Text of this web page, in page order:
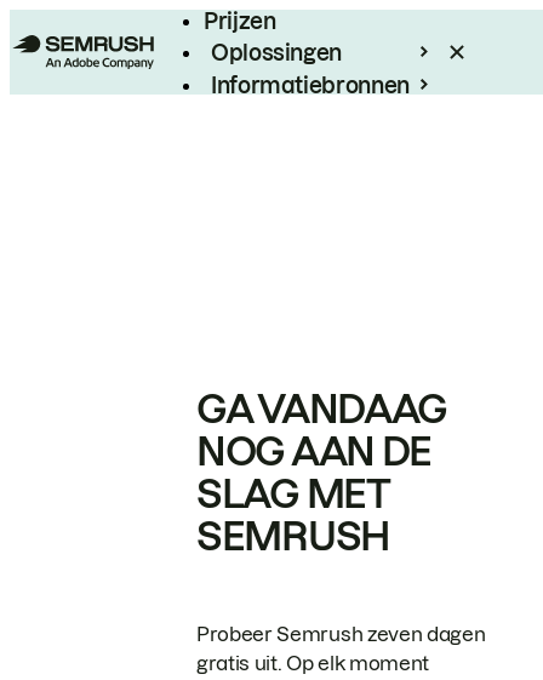
Prijzen
Oplossingen
Informatiebronnen
GA VANDAAG
NOG AAN DE
SLAG MET
SEMRUSH
Probeer Semrush zeven dagen
gratis uit. Op elk moment